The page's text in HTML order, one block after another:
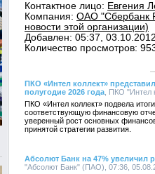
Контактное лицо: Евгения
Компания: ОАО "Сбербанк
новости этой организации)
Добавлен: 05:37,
Количество просмотров:
ПКО «Интел коллект»
полугодие 2026 года , ПКО "Интел
ПКО «Интел коллект» подвела
соответствующую финансовую
уверенный рост основных
принятой стратегии развития.
Абсолют Банк на 47% увеличил
"Абсолют Банк" (ПАО), 07:36,